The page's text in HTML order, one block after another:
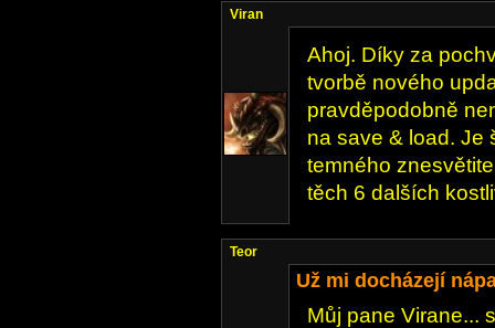
Viran
Ahoj. Díky za
tvorbě nového
pravděpodobně
na save & load. Je
temného
těch 6 dalších
Teor
Už mi docházejí
Můj pane Virane...